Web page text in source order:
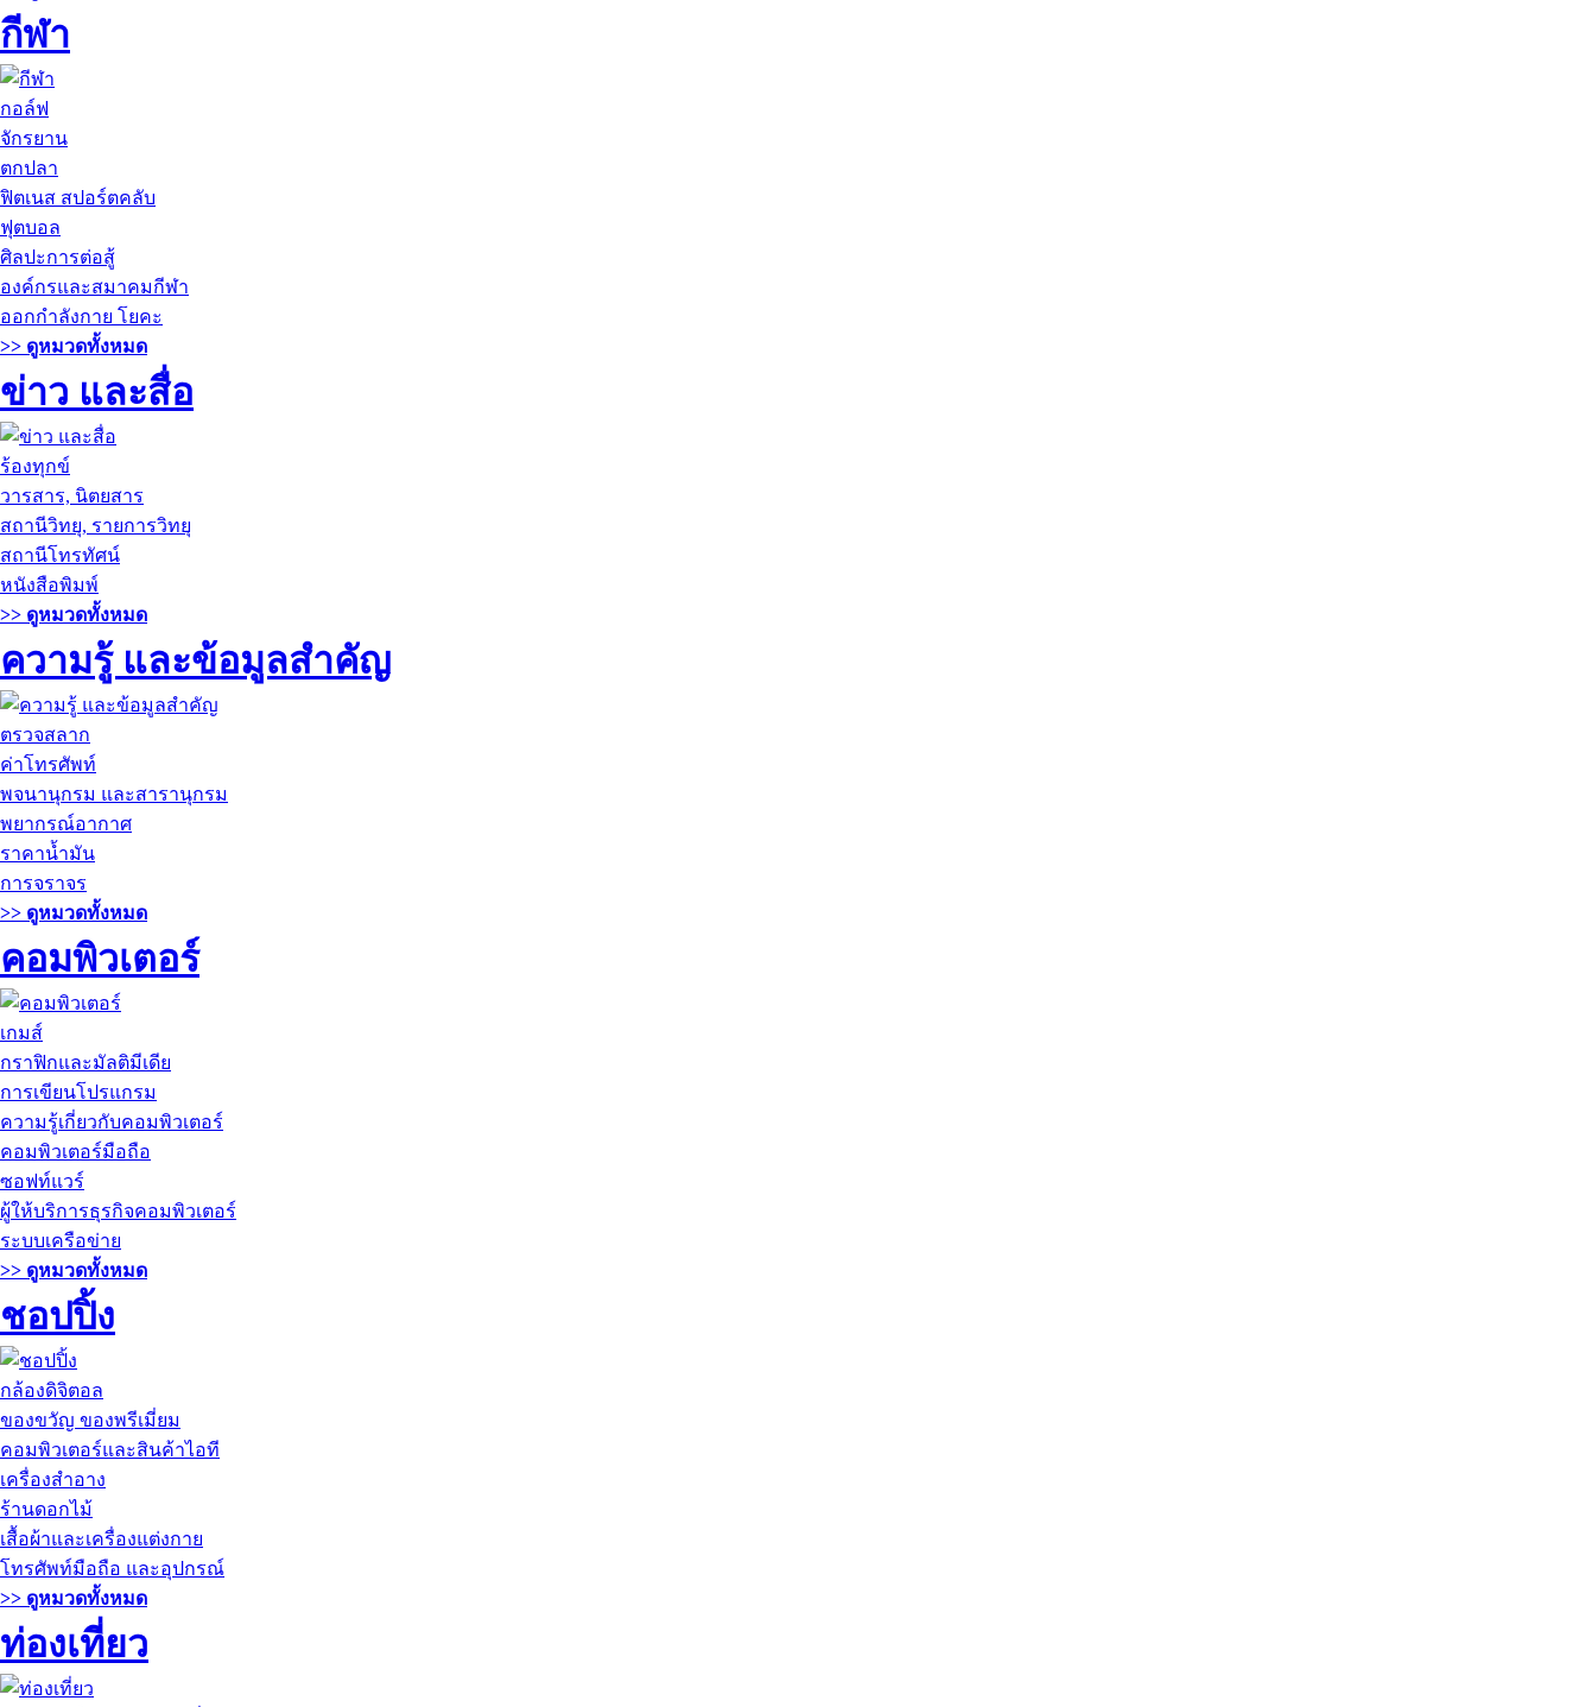
กีฬา
กอล์ฟ
จักรยาน
ตกปลา
ฟิตเนส สปอร์ตคลับ
ฟุตบอล
ศิลปะการต่อสู้
องค์กรและสมาคมกีฬา
ออกกำลังกาย โยคะ
>> ดูหมวดทั้งหมด
ข่าว และสื่อ
ร้องทุกข์
วารสาร, นิตยสาร
สถานีวิทยุ, รายการวิทยุ
สถานีโทรทัศน์
หนังสือพิมพ์
>> ดูหมวดทั้งหมด
ความรู้ และข้อมูลสำคัญ
ตรวจสลาก
ค่าโทรศัพท์
พจนานุกรม และสารานุกรม
พยากรณ์อากาศ
ราคาน้ำมัน
การจราจร
>> ดูหมวดทั้งหมด
คอมพิวเตอร์
เกมส์
กราฟิกและมัลติมีเดีย
การเขียนโปรแกรม
ความรู้เกี่ยวกับคอมพิวเตอร์
คอมพิวเตอร์มือถือ
ซอฟท์แวร์
ผู้ให้บริการธุรกิจคอมพิวเตอร์
ระบบเครือข่าย
>> ดูหมวดทั้งหมด
ชอปปิ้ง
กล้องดิจิตอล
ของขวัญ ของพรีเมี่ยม
คอมพิวเตอร์และสินค้าไอที
เครื่องสำอาง
ร้านดอกไม้
เสื้อผ้าและเครื่องแต่งกาย
โทรศัพท์มือถือ และอุปกรณ์
>> ดูหมวดทั้งหมด
ท่องเที่ยว